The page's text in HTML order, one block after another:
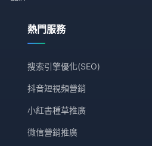
熱門服務
搜索引擎優化(SEO)
抖音短視頻營銷
小紅書種草推廣
微信營銷推廣